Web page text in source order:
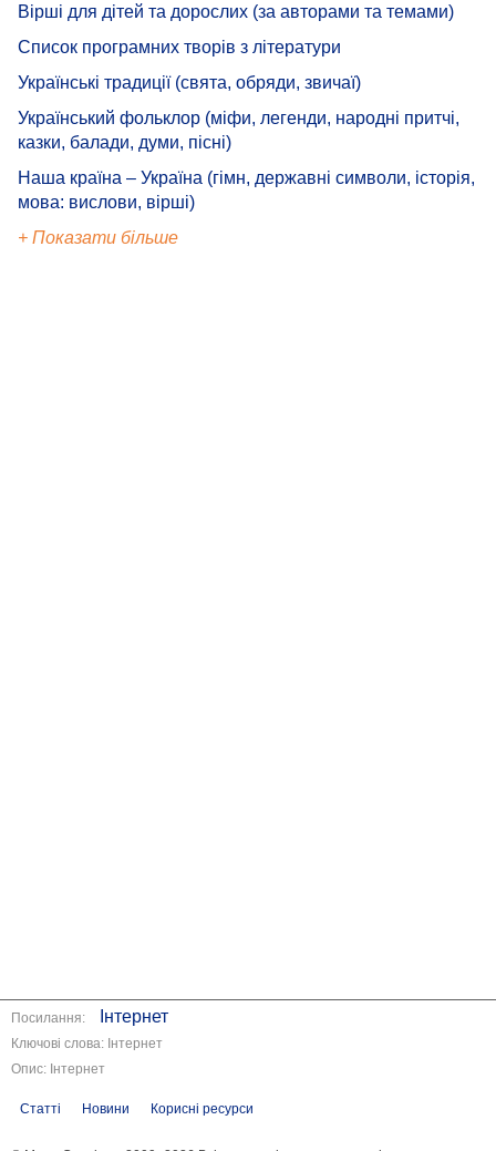
Вірші для дітей та дорослих (за авторами та темами)
Список програмних творів з літератури
Українські традиції (свята, обряди, звичаї)
Український фольклор (міфи, легенди, народні притчі,
казки, балади, думи, пісні)
Наша країна – Україна (гімн, державні символи, історія,
мова: вислови, вірші)
+ Показати більше
Посилання: Інтернет
Ключові слова: Інтернет
Опис: Інтернет
Статті Новини Корисні ресурси